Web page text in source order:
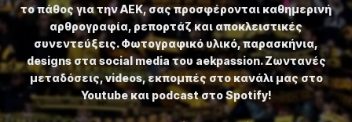
το πάθος για την ΑΕΚ, σας προσφέρονται καθημερινή
αρθρογραφία, ρεπορτάζ και αποκλειστικές
συνεντεύξεις. Φωτογραφικό υλικό, παρασκήνια,
designs στα social media του aekpassion. Ζωντανές
μεταδόσεις, videos, εκπομπές στο κανάλι μας στο
Youtube και podcast στο Spotify!